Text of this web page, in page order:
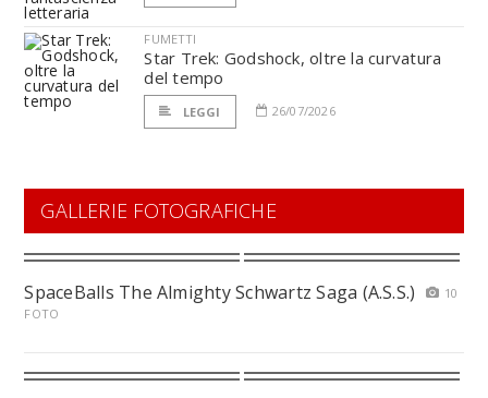
FUMETTI
Star Trek: Godshock, oltre la curvatura
del tempo
LEGGI 26/07/2026
GALLERIE FOTOGRAFICHE
SpaceBalls The Almighty Schwartz Saga (A.S.S.)
10
FOTO